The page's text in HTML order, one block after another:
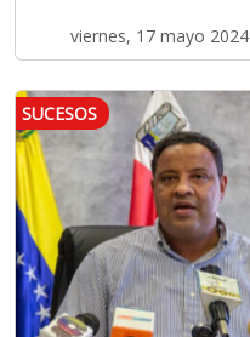
viernes, 17 mayo
SUCESOS